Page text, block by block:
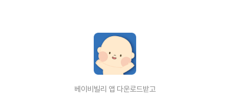
베이비빌리 앱 다운로드받고